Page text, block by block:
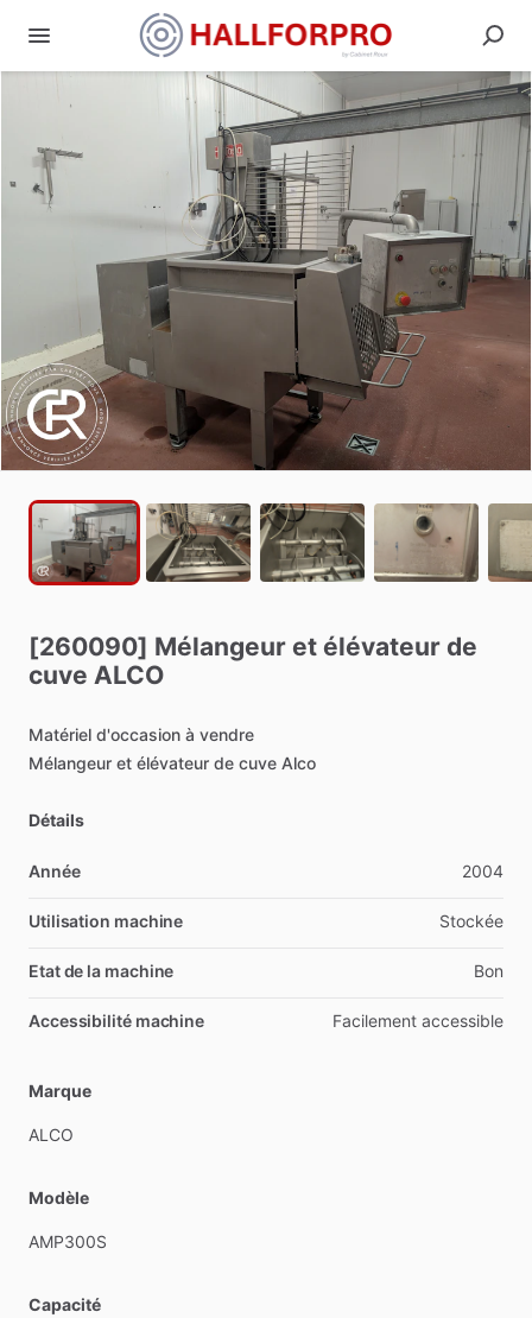
[260090] Mélangeur et élévateur de
cuve ALCO
Matériel d'occasion à vendre
Mélangeur et élévateur de cuve Alco
Détails
Année 2004
Utilisation machine Stockée
Etat de la machine Bon
Accessibilité machine Facilement accessible
Marque
ALCO
Modèle
AMP300S
Capacité